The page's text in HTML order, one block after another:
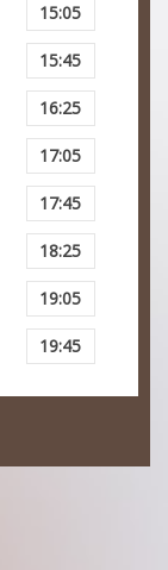
15:05
15:45
16:25
17:05
17:45
18:25
19:05
19:45